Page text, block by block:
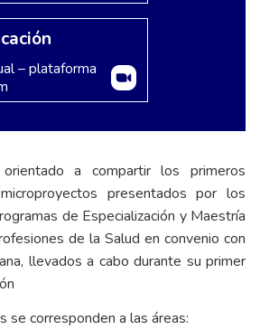
– plataforma
a compartir los primeros
presentados por los
de Especialización y Maestría
de la Salud en convenio con
llevados a cabo durante su primer
se corresponden a las áreas: